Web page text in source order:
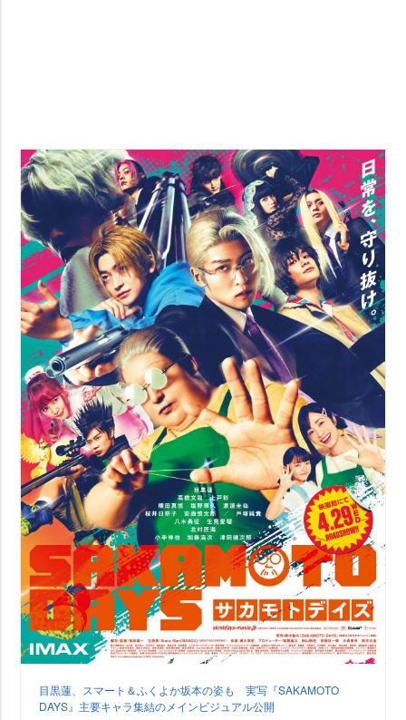
目黒蓮、スマート＆ふくよか坂本の姿も 実写『SAKAMOTO
DAYS』主要キャラ集結のメインビジュアル公開